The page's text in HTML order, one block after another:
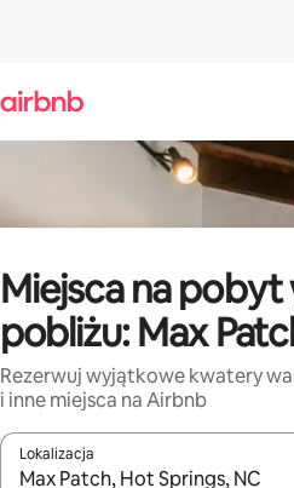
Miejsca na pobyt
pobliżu: Max
Rezerwuj wyjątkowe kwatery
i inne miejsca na Airbnb
Lokalizacja
Gdy wyniki będą dostępne,